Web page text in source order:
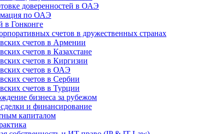
доверенностей в ОАЭ
по ОАЭ
в Гонконге
счетов в дружественных странах
счетов в Армении
счетов в Казахстане
счетов в Киргизии
счетов в ОАЭ
счетов в Сербии
счетов в Турции
бизнеса за рубежом
и финансирование
капиталом